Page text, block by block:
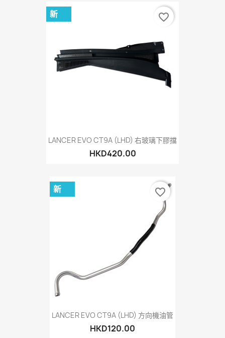
LANCER EVO CT9A (LHD) 右玻璃下膠擋
HKD420.00
新 favorite_border
LANCER EVO CT9A (LHD) 方向機油管
HKD120.00
新 favorite_border